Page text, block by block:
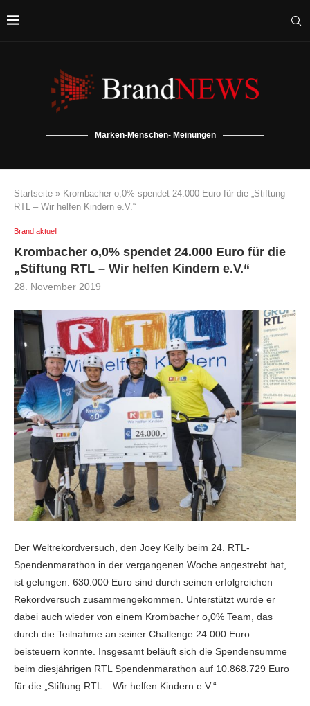
Marken-Menschen- Meinungen
Startseite » Krombacher o,0% spendet 24.000 Euro für die „Stiftung
RTL – Wir helfen Kindern e.V.“
Brand aktuell
Krombacher o,0% spendet 24.000 Euro für die
„Stiftung RTL – Wir helfen Kindern e.V.“
28. November 2019
Der Weltrekordversuch, den Joey Kelly beim 24. RTL-
Spendenmarathon in der vergangenen Woche angestrebt hat,
ist gelungen. 630.000 Euro sind durch seinen erfolgreichen
Rekordversuch zusammengekommen. Unterstützt wurde er
dabei auch wieder von einem Krombacher o,0% Team, das
durch die Teilnahme an seiner Challenge 24.000 Euro
beisteuern konnte. Insgesamt beläuft sich die Spendensumme
beim diesjährigen RTL Spendenmarathon auf 10.868.729 Euro
für die „Stiftung RTL – Wir helfen Kindern e.V.“.